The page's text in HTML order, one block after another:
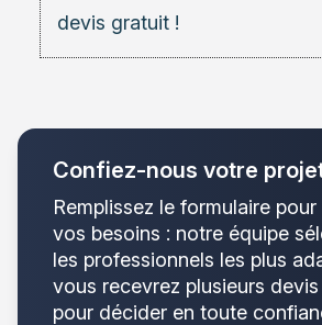
devis gratuit !
Confiez-nous votre
Remplissez le formulaire
vos besoins : notre équipe
les professionnels les plus
vous recevrez plusieurs
pour décider en toute